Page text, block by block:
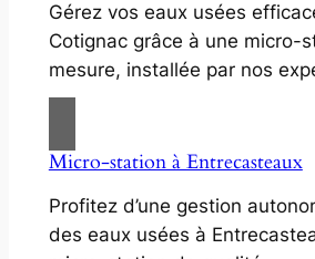
Gérez vos eaux usées
Cotignac grâce à une micro-
mesure, installée par nos
Micro-station à Entrecasteaux
Profitez d’une gestion
des eaux usées à